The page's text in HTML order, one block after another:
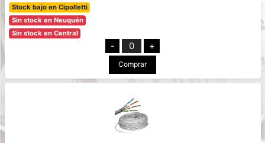
Stock bajo en Cipolletti
Sin stock en Neuquén
Sin stock en Central
- 0 +
Comprar